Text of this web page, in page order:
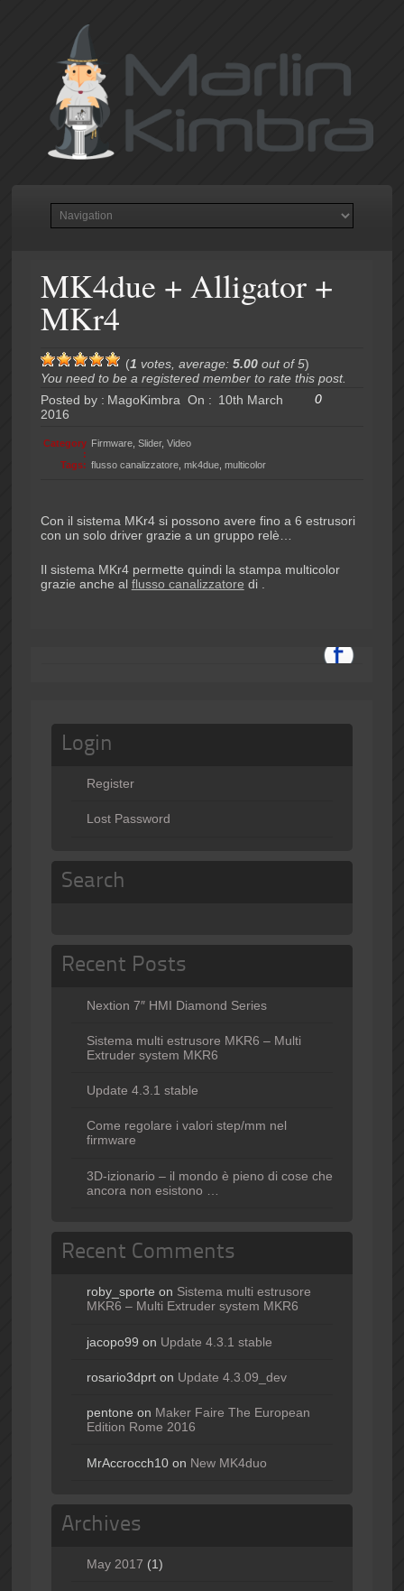
MK4due + Alligator +
MKr4
(1 votes, average: 5.00out of 5)
You need to be a registered member to rate this post.
Posted by : MagoKimbra On : 10th March
2016
0
Category
:
Firmware ,Slider,Video
Tags: flusso canalizzatore ,mk4due ,multicolor
Con il sistema MKr4 si possono avere fino a 6 estrusori
con un solo driver grazie a un gruppo relè…
Il sistema MKr4 permette quindi la stampa multicolor
grazie anche al flusso canalizzatore di .
Login
Register
Lost Password
Search
Recent Posts
Nextion 7″ HMI Diamond Series
Sistema multi estrusore MKR6 – Multi
Extruder system MKR6
Update 4.3.1 stable
Come regolare i valori step/mm nel
firmware
3D-izionario – il mondo è pieno di cose che
ancora non esistono …
Recent Comments
roby_sporte on Sistema multi estrusore
MKR6 – Multi Extruder system MKR6
jacopo99 on Update 4.3.1 stable
rosario3dprton Update 4.3.09_dev
pentone on Maker Faire The European
Edition Rome 2016
MrAccrocch10on New MK4duo
Archives
May 2017 (1)